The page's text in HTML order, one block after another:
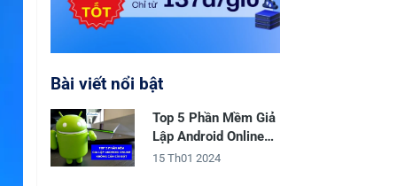
Bài viết nổi bật
Top 5 Phần Mềm Giả
Lập Android Online
Không Cần Cài Đặt
15 Th01 2024